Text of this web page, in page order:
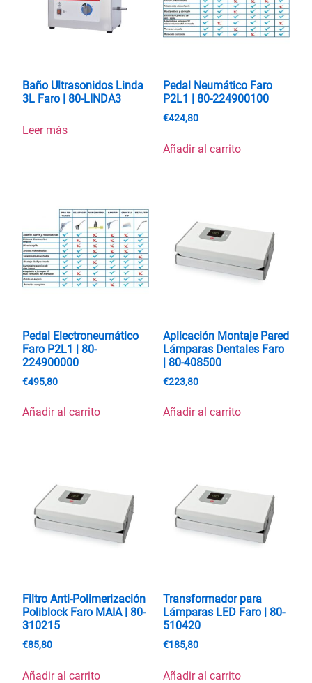
Baño Ultrasonidos Linda
3L Faro | 80-LINDA3
Leer más
Pedal Neumático Faro
P2L1 | 80-224900100
€424,80
Añadir al carrito
Pedal Electroneumático
Faro P2L1 | 80-
224900000
€495,80
Añadir al carrito
Aplicación Montaje Pared
Lámparas Dentales Faro
| 80-408500
€223,80
Añadir al carrito
Filtro Anti-Polimerización
Poliblock Faro MAIA | 80-
310215
€85,80
Añadir al carrito
Transformador para
Lámparas LED Faro | 80-
510420
€185,80
Añadir al carrito